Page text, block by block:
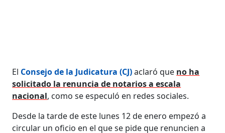
El Consejo de la Judicatura (CJ)aclaró que no ha
solicitado la renuncia de notarios a escala
nacional, como se especuló en redes sociales.
Desde la tarde de este lunes 12 de enero empezó a
circular un oficio en el que se pide que renuncien a